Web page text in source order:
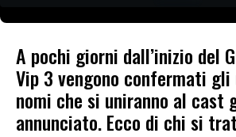
A pochi giorni dall’inizio del
Vip 3 vengono confermati
nomi che si uniranno al cast
annunciato. Ecco di chi si